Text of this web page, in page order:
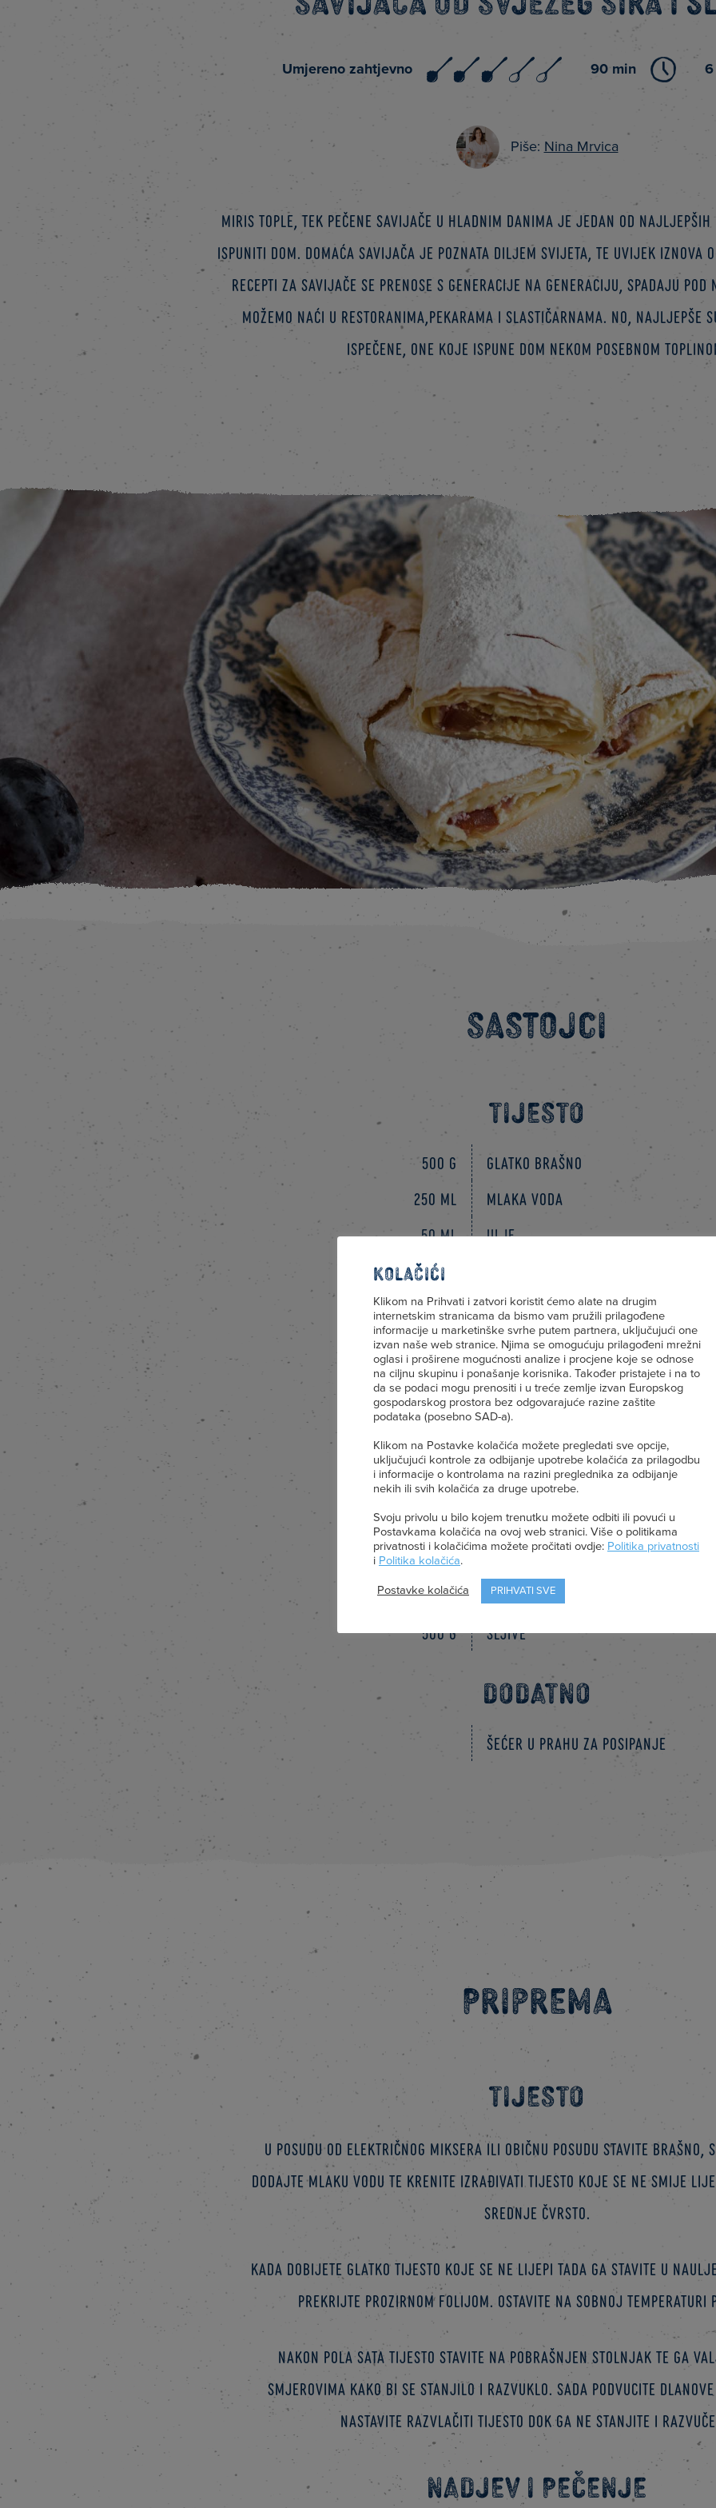
Umjereno zahtjevno 90 min 6
Piše: Nina Mrvica
Miris tople, tek pečene savijače u hladnim danima je jedan od najljepših
ispuniti dom. Domaća savijača je poznata diljem svijeta, te uvijek iznova
Recepti za savijače se prenose s generacije na generaciju, spadaju
možemo naći u restoranima,pekarama i slastičarnama. No, najljepše
ispečene, one koje ispune dom nekom posebnom
Sastojci
TIJESTO
500 g
Glatko brašno
250 ml
Mlaka voda
50 ml
Ulje
1 žl
80 ml
Otopljeni maslac
NADJEV
400 g
Kravica Kraljica svježi sir s
120 g
Šećer
1 kom
Jaje, L veličine
1 žl
Ekstrakt vanilije ili vanilin šećer
1 žl
80 g
Krušne mrvice ili usitnjeni keks
500 g
Šljive
DODATNO
Šećer u prahu za posipanje
Priprema
TIJESTO
U posudu od električnog miksera ili običnu posudu stavite brašno,
dodajte mlaku vodu te krenite izrađivati tijesto koje se ne smije
srednje čvrsto.
Kada dobijete glatko tijesto koje se ne lijepi tada ga stavite u
prekrijte prozirnom folijom. Ostavite na sobnoj temperaturi
Nakon pola sata tijesto stavite na pobrašnjen stolnjak te ga
smjerovima kako bi se stanjilo i razvuklo. Sada podvucite
nastavite razvlačiti tijesto dok ga ne stanjite i
NADJEV I PEČENJE
Kolačići
Klikom na Prihvati i zatvori koristit ćemo alate na drugim
internetskim stranicama da bismo vam pružili prilagođene
informacije u marketinške svrhe putem partnera, uključujući one
izvan naše web stranice. Njima se omogućuju prilagođeni mrežni
oglasi i proširene mogućnosti analize i procjene koje se odnose
na ciljnu skupinu i ponašanje korisnika. Također pristajete i na to
da se podaci mogu prenositi i u treće zemlje izvan Europskog
gospodarskog prostora bez odgovarajuće razine zaštite
podataka (posebno SAD-a).
Klikom na Postavke kolačića možete pregledati sve opcije,
uključujući kontrole za odbijanje upotrebe kolačića za prilagodbu
i informacije o kontrolama na razini preglednika za odbijanje
nekih ili svih kolačića za druge upotrebe.
Svoju privolu u bilo kojem trenutku možete odbiti ili povući u
Postavkama kolačića na ovoj web stranici. Više o politikama
privatnosti i kolačićima možete pročitati ovdje: Politika privatnosti
i Politika kolačića.
Postavke kolačića PRIHVATI SVE